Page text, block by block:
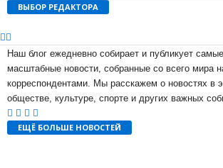
ВЫБОР РЕДАКТОРА
Наш блог ежедневно собирает и публикует
масштабные новости, собранные со всего мира
корреспондентами. Мы расскажем о новостях в
обществе, культуре, спорте и других важных
ЕЩЁ БОЛЬШЕ НОВОСТЕЙ